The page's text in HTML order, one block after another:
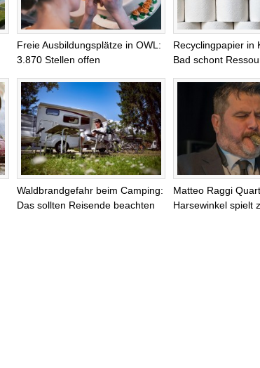
Freie Ausbildungsplätze in OWL:
3.870 Stellen offen
Recyclingpapier in
Bad schont
Waldbrandgefahr beim Camping:
Das sollten Reisende beachten
Matteo Raggi
Harsewinkel spielt